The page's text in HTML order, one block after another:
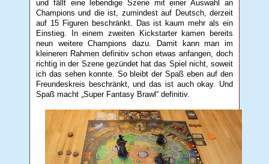
und fällt eine lebendige Szene mit einer Auswahl an
Champions und die ist, zumindest auf Deutsch, derzeit
auf 15 Figuren beschränkt. Das ist kaum mehr als ein
Einstieg. In einem zweiten Kickstarter kamen bereits
neun weitere Champions dazu. Damit kann man im
kleineren Rahmen definitiv schon etwas anfangen, doch
richtig in der Szene gezündet hat das Spiel nicht, soweit
ich das sehen konnte. So bleibt der Spaß eben auf den
Freundeskreis beschränkt, und das ist auch okay. Und
Spaß macht „Super Fantasy Brawl“ definitiv.